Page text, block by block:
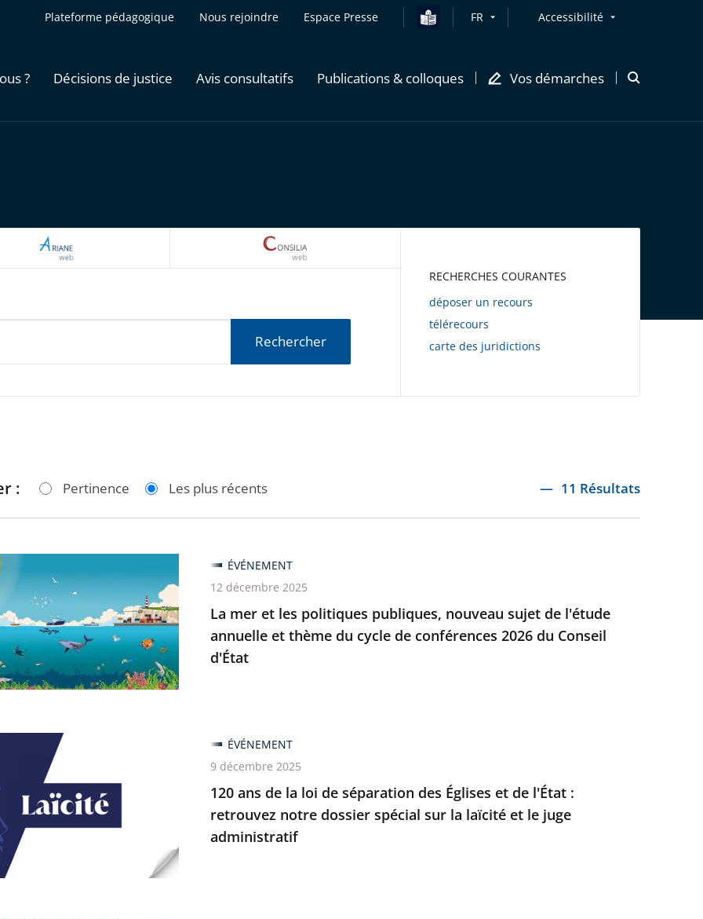
Plateforme pédagogique Nous rejoindre Espace Presse FR Accessibilité
? Décisions de justice Avis consultatifs Publications & colloques Vos démarches
Ouvrir
ARIANEWEB
Rechercher
RECHERCHES COURANTES
déposer un recours
télérecours
carte des juridictions
: Pertinence Les plus récents 11 Résultats
La mer et les politiques publiques, nouveau sujet de l'étude
annuelle et thème du cycle de conférences 2026 du Conseil
d'État
ÉVÉNEMENT
12 décembre 2025
120 ans de la loi de séparation des Églises et de l'État :
retrouvez notre dossier spécial sur la laïcité et le juge
administratif
ÉVÉNEMENT
9 décembre 2025